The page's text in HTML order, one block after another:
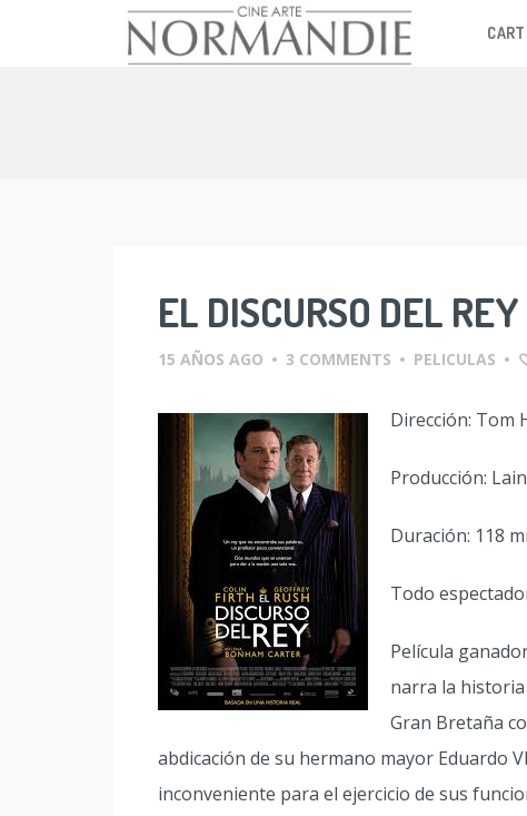
EL DISCURSO DEL REY
15 AÑOS AGO • 3 COMMENTS • PELICULAS •
Dirección: Tom
Producción:
Duración: 118
Todo
Película
narra la historia
Gran Bretaña
abdicación de su hermano mayor Eduardo
inconveniente para el ejercicio de sus